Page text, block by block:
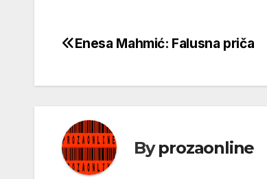
Кретање
Enesa Mahmić: Falusna priča
Byprozaonline